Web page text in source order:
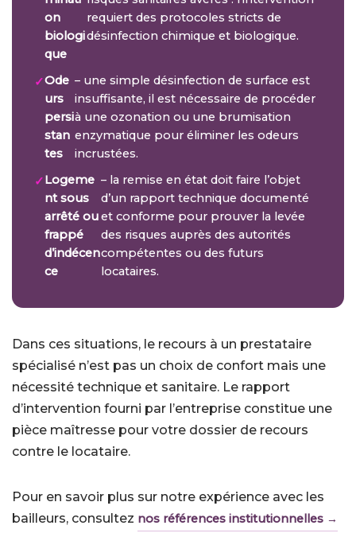
on
biologi
que
requiert des protocoles stricts de
désinfection chimique et biologique.
Ode
urs
persi
stan
tes
– une simple désinfection de surface est
insuffisante, il est nécessaire de procéder
à une ozonation ou une brumisation
enzymatique pour éliminer les odeurs
incrustées.
Logeme
nt sous
arrêté ou
frappé
d’indécen
ce
– la remise en état doit faire l’objet
d’un rapport technique documenté
et conforme pour prouver la levée
des risques auprès des autorités
compétentes ou des futurs
locataires.
Dans ces situations, le recours à un prestataire
spécialisé n’est pas un choix de confort mais une
nécessité technique et sanitaire. Le rapport
d’intervention fourni par l’entreprise constitue une
pièce maîtresse pour votre dossier de recours
contre le locataire.
Pour en savoir plus sur notre expérience avec les
bailleurs, consultez nos références institutionnelles →